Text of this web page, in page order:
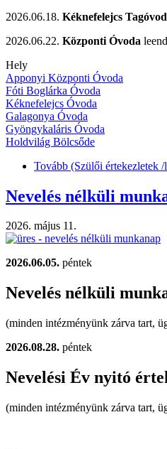
2026.06.18. Kéknefelejcs
2026.06.22. Központi Óvoda
Hely
Apponyi Központi Óvoda
Fóti Boglárka Óvoda
Kéknefelejcs Óvoda
Galagonya Óvoda
Gyöngykaláris Óvoda
Holdvilág Bölcsőde
Tovább (Szülői értekezletek
Nevelés nélküli
2026. május 11.
2026.06.05. péntek
Nevelés nélküli
(minden intézményünk zárva tart,
2026.08.28. péntek
Nevelési Év nyitó
(minden intézményünk zárva tart,